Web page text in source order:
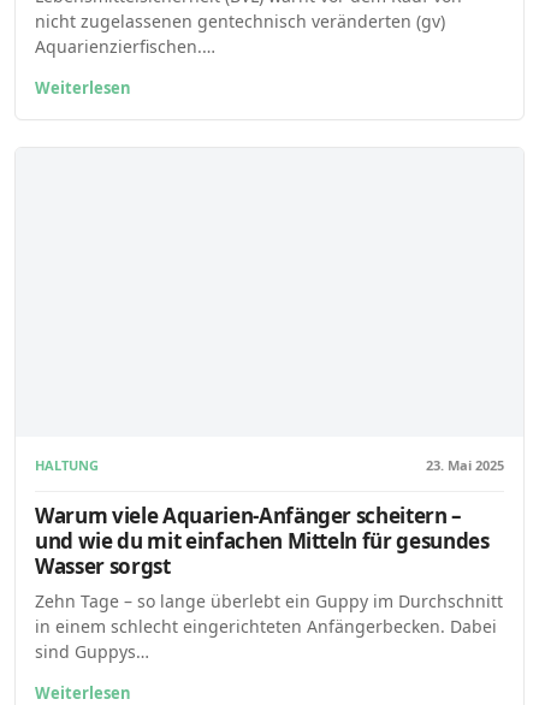
nicht zugelassenen gentechnisch veränderten (gv)
Aquarienzierfischen.…
Weiterlesen
HALTUNG 23. Mai 2025
Warum viele Aquarien-Anfänger scheitern –
und wie du mit einfachen Mitteln für gesundes
Wasser sorgst
Zehn Tage – so lange überlebt ein Guppy im Durchschnitt
in einem schlecht eingerichteten Anfängerbecken. Dabei
sind Guppys…
Weiterlesen